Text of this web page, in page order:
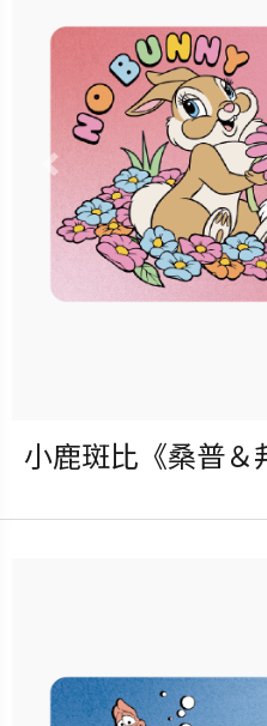
立即
更多
Previous
發行：2025-
卡種：一卡通
立
小鹿斑比《桑普＆